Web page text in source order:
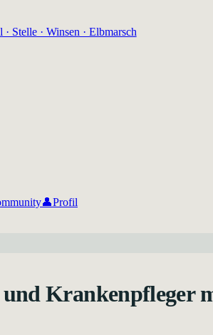
· Stelle · Winsen · Elbmarsch
👤Profil
und Krankenpfleger